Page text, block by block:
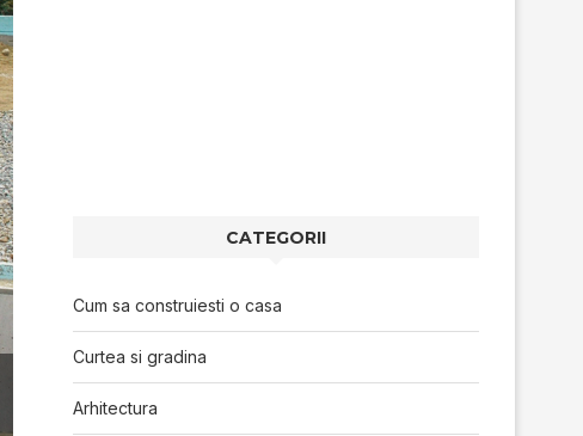
CATEGORII
Cum sa construiesti o casa
Curtea si gradina
Arhitectura